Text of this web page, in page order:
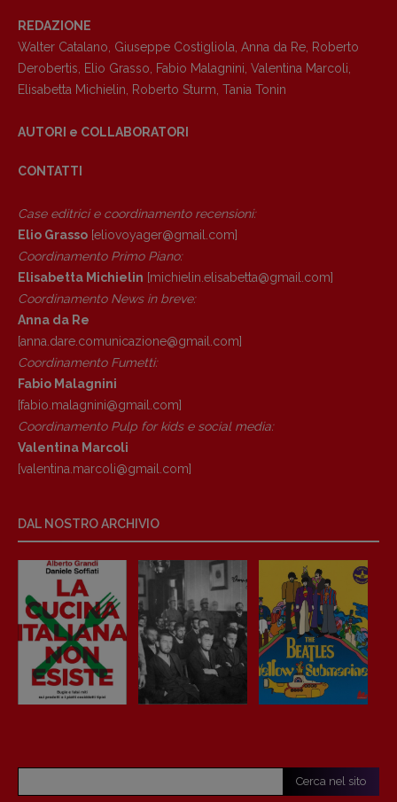
REDAZIONE
Walter Catalano Giuseppe Costigliola Anna da Re Roberto
Derobertis
Elio Grasso Fabio Malagnini Valentina Marcoli
Elisabetta Michielin
Roberto Sturm Tania Tonin
AUTORI e COLLABORATORI
CONTATTI
Case editrici e coordinamento recensioni:
Elio Grasso [eliovoyager@gmail.com]
Coordinamento Primo Piano:
Elisabetta Michielin [michielin.elisabetta@gmail.com]
Coordinamento News in breve:
Anna da Re
[anna.dare.comunicazione@gmail. com]
Coordinamento Fumetti:
Fabio Malagnini
[fabio.malagnini@gmail. com]
Coordinamento Pulp for kids e social media:
Valentina Marcoli
[valentina.marcoli@gmail. com]
DAL NOSTRO ARCHIVIO
Cerca nel sito